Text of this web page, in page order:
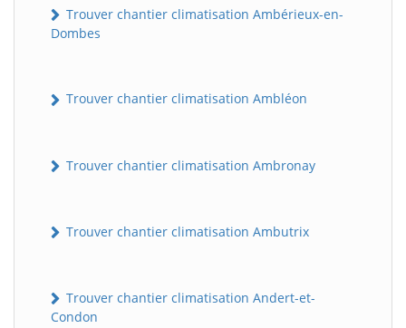
Trouver chantier climatisation Ambérieux-en-
Dombes
Trouver chantier climatisation Ambléon
Trouver chantier climatisation Ambronay
Trouver chantier climatisation Ambutrix
Trouver chantier climatisation Andert-et-
Condon